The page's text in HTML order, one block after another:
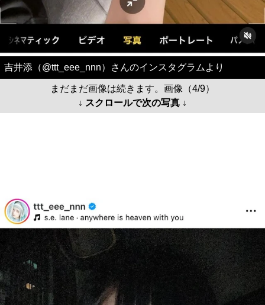
吉井添（@ttt_eee_nnn）さんのインスタグラムより
まだまだ画像は続きます。画像（4/9）
↓ スクロールで次の写真 ↓